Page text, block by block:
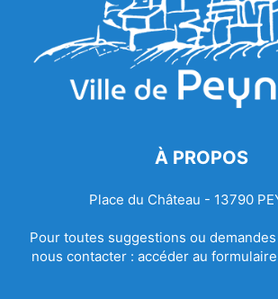
À PROPOS
Place du Château - 13790
Pour toutes suggestions ou demandes
nous contacter : accéder au